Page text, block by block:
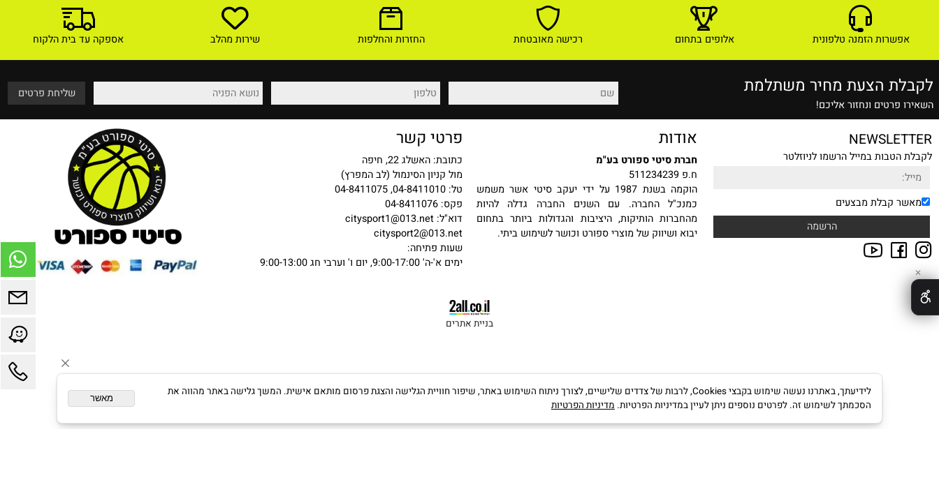
אחרונים שנצפו
הזמנה טלפונית רכישה מאובטחת החזרות והחלפות שירות מהלב אספקה עד בית הלקוח
הצעת מחיר משתלמת
ונחזור אליכם!
במייל הרשמו לניוזלטר
קבלת מבצעים
אודות
חברת סיטי ספורט בע"מ
ח.פ 511234239
פרטי קשר
כתובת: האשלג 22, חיפה
מול קניון הסינמול (לב המפרץ)
פקס: 04-8411076
citysport2@013.net
שעות פתיחה:
ימים א'-ה' 9:00-17:00, יום ו' וערבי חג 9:00-13:00
בניית אתרים